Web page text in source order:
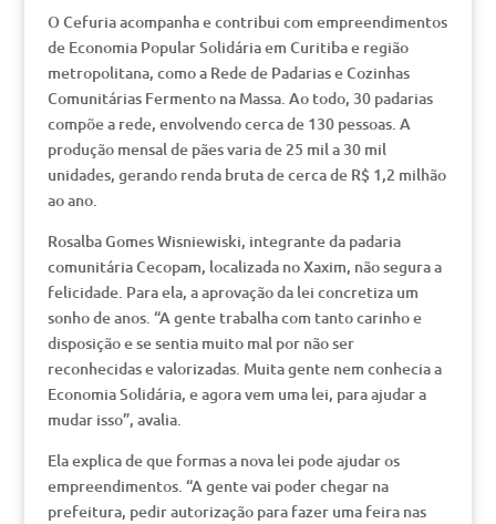
O Cefuria acompanha e contribui com empreendimentos
de Economia Popular Solidária em Curitiba e região
metropolitana, como a Rede de Padarias e Cozinhas
Comunitárias Fermento na Massa. Ao todo, 30 padarias
compõe a rede, envolvendo cerca de 130 pessoas. A
produção mensal de pães varia de 25 mil a 30 mil
unidades, gerando renda bruta de cerca de R$ 1,2 milhão
ao ano.
Rosalba Gomes Wisniewiski, integrante da padaria
comunitária Cecopam, localizada no Xaxim, não segura a
felicidade. Para ela, a aprovação da lei concretiza um
sonho de anos. “A gente trabalha com tanto carinho e
disposição e se sentia muito mal por não ser
reconhecidas e valorizadas. Muita gente nem conhecia a
Economia Solidária, e agora vem uma lei, para ajudar a
mudar isso”, avalia.
Ela explica de que formas a nova lei pode ajudar os
empreendimentos. “A gente vai poder chegar na
prefeitura, pedir autorização para fazer uma feira nas